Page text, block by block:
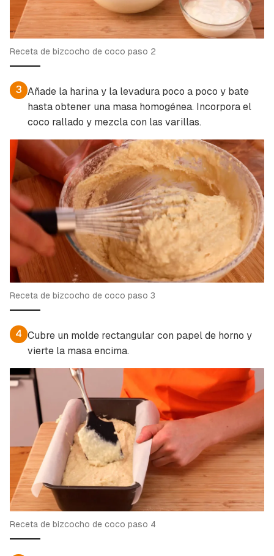
Receta de bizcocho de coco paso 2
3 Añade la harina y la levadura poco a poco y bate
hasta obtener una masa homogénea. Incorpora el
coco rallado y mezcla con las varillas.
Receta de bizcocho de coco paso 3
4 Cubre un molde rectangular con papel de horno y
vierte la masa encima.
Receta de bizcocho de coco paso 4